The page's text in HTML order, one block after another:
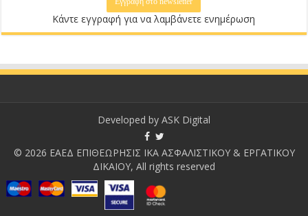
Κάντε εγγραφή για να λαμβάνετε ενημέρωση
Developed by ASK Digital
© 2026 ΕΑΕΔ ΕΠΙΘΕΩΡΗΣΙΣ ΙΚΑ ΑΣΦΑΛΙΣΤΙΚΟΥ & ΕΡΓΑΤΙΚΟΥ
ΔΙΚΑΙΟΥ, All rights reserved